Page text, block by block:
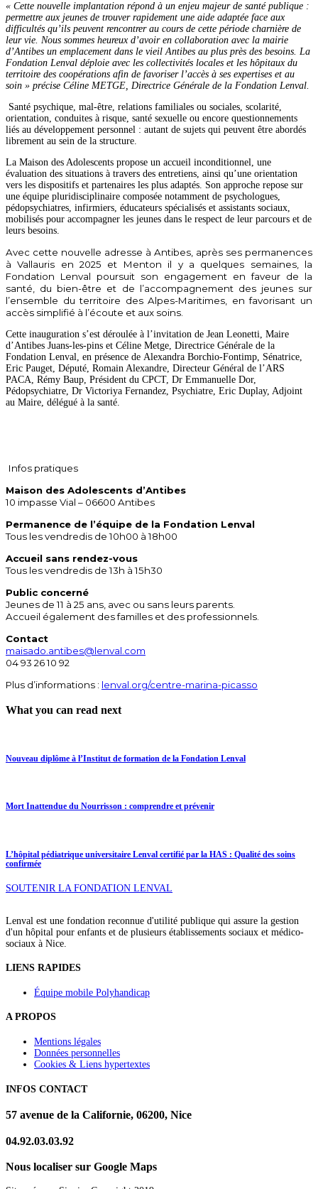
« Cette nouvelle implantation répond à un enjeu majeur de santé publique :
permettre aux jeunes de trouver rapidement une aide adaptée face aux
difficultés qu’ils peuvent rencontrer au cours de cette période charnière de
leur vie. Nous sommes heureux d’avoir en collaboration avec la mairie
d’Antibes un emplacement dans le vieil Antibes au plus près des besoins. La
Fondation Lenval déploie avec les collectivités locales et les hôpitaux du
territoire des coopérations afin de favoriser l’accès à ses expertises et au
soin » précise Céline METGE, Directrice Générale de la Fondation Lenval.
Santé psychique, mal-être, relations familiales ou sociales, scolarité,
orientation, conduites à risque, santé sexuelle ou encore questionnements
liés au développement personnel : autant de sujets qui peuvent être abordés
librement au sein de la structure.
La Maison des Adolescents propose un accueil inconditionnel, une
évaluation des situations à travers des entretiens, ainsi qu’une orientation
vers les dispositifs et partenaires les plus adaptés. Son approche repose sur
une équipe pluridisciplinaire composée notamment de psychologues,
pédopsychiatres, infirmiers, éducateurs spécialisés et assistants sociaux,
mobilisés pour accompagner les jeunes dans le respect de leur parcours et de
leurs besoins.
Avec cette nouvelle adresse à Antibes, après ses permanences
à Vallauris en 2025 et Menton il y a quelques semaines, la
Fondation Lenval poursuit son engagement en faveur de la
santé, du bien-être et de l’accompagnement des jeunes sur
l’ensemble du territoire des Alpes-Maritimes, en favorisant un
accès simplifié à l’écoute et aux soins.
Cette inauguration s’est déroulée à l’invitation de Jean Leonetti, Maire
d’Antibes Juans-les-pins et Céline Metge, Directrice Générale de la
Fondation Lenval, en présence de Alexandra Borchio-Fontimp, Sénatrice,
Eric Pauget, Député, Romain Alexandre, Directeur Général de l’ARS
PACA, Rémy Baup, Président du CPCT, Dr Emmanuelle Dor,
Pédopsychiatre, Dr Victoriya Fernandez, Psychiatre, Eric Duplay, Adjoint
au Maire, délégué à la santé.
Infos pratiques
Maison des Adolescents d’Antibes
10 impasse Vial – 06600 Antibes
Permanence de l’équipe de la Fondation Lenval
Tous les vendredis de 10h00 à 18h00
Accueil sans rendez-vous
Tous les vendredis de 13h à 15h30
Public concerné
Jeunes de 11 à 25 ans, avec ou sans leurs parents.
Accueil également des familles et des professionnels.
Contact
maisado.antibes@lenval.com
04 93 26 10 92
Plus d’informations : lenval.org/centre-marina-picasso
What you can read next
Nouveau diplôme à l’Institut de formation de la Fondation Lenval
Mort Inattendue du Nourrisson : comprendre et prévenir
L’hôpital pédiatrique universitaire Lenval certifié par la HAS : Qualité des soins
confirmée
SOUTENIR LA FONDATION LENVAL
Lenval est une fondation reconnue d'utilité publique qui assure la gestion
d'un hôpital pour enfants et de plusieurs établissements sociaux et médico-
sociaux à Nice.
LIENS RAPIDES
Équipe mobile Polyhandicap
A PROPOS
Mentions légales
Données personnelles
Cookies & Liens hypertextes
INFOS CONTACT
57 avenue de la Californie, 06200, Nice
04.92.03.03.92
Nous localiser sur Google Maps